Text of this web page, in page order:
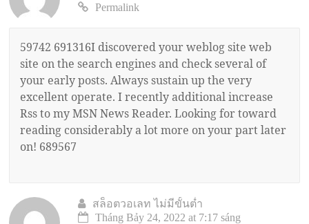
Permalink
59742 691316I discovered your weblog site web
site on the search engines and check several of
your early posts. Always sustain up the very
excellent operate. I recently additional increase
Rss to my MSN News Reader. Looking for toward
reading considerably a lot more on your part later
on! 689567
สล็อตวอเลท ไม่มีขั้นต่ำ
Tháng Bảy 24, 2022 at 7:17 sáng